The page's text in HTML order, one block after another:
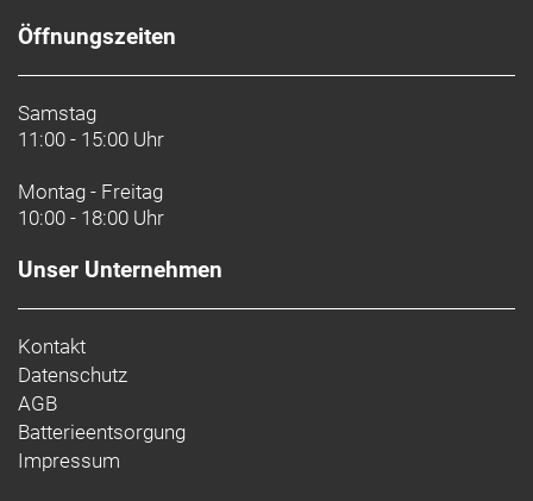
Öffnungszeiten
Samstag
11:00 - 15:00 Uhr
Montag - Freitag
10:00 - 18:00 Uhr
Unser Unternehmen
Kontakt
Datenschutz
AGB
Batterieentsorgung
Impressum